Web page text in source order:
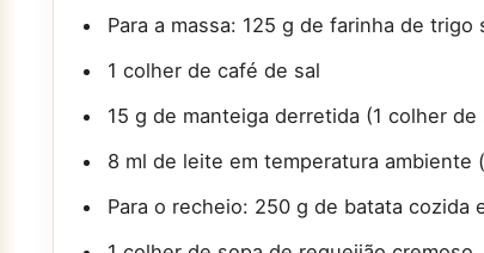
Para a massa: 125 g de farinha de
1 colher de café de sal
15 g de manteiga derretida (1 colher de
8 ml de leite em temperatura ambiente
Para o recheio: 250 g de batata cozida